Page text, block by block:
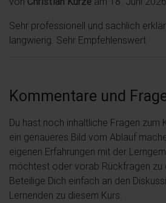
Sehr professionell und sachlich
langwierig. Sehr Empfehlenswert
Kommentare und
Du hast noch inhaltliche Fragen zum
ein genaueres Bild vom Ablauf
eigenen Erfahrungen mit der
möchtest oder vorab Rückfragen zu
Beteilige Dich einfach an den
Lernenden zu diesem Kurs.